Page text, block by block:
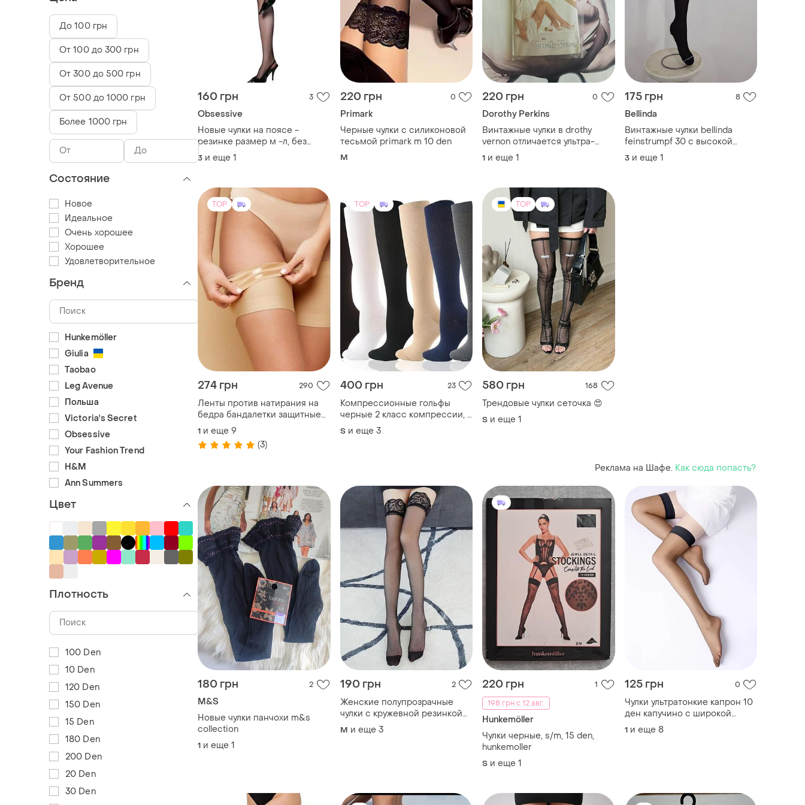
160 грн 3
Obsessive
Новые чулки на поясе -
резинке размер м -л, без
упаковки
3 и еще 1
220 грн 0
Primark
Черные чулки с силиконовой
тесьмой primark m 10 den
M
220 грн 0
Dorothy Perkins
Винтажные чулки в drothy
vernon отличается ультра-
прозрачной текстурой 10
ден.р. one size
1 и еще 1
175 грн 8
Bellinda
Винтажные чулки bellinda
feinstrumpf 30 с высокой
плотностью 30 ден
3 и еще 1
TOP
274 грн 290
Ленты против натирания на
бедра бандалетки защитные
ленты для внутренней части
бедра 1100
1 и еще 9
(3)
TOP
400 грн 23
Компрессионные гольфы
черные 2 класс компрессии, с
закрытым носком
S и еще 3
TOP
580 грн 168
Трендовые чулки сеточка 😍
S и еще 1
Реклама на Шафе. Как сюда попасть?
180 грн 2
M&S
Новые чулки панчохи m&s
collection
1 и еще 1
190 грн 2
Женские полупрозрачные
чулки с кружевной резинкой
черные m-xxl. эластичные
чулки из нейлона и спандекса
M и еще 3
220 грн
1
198 грн с 12 авг.
Hunkemöller
Чулки черные, s/m, 15 den,
hunkemoller
S и еще 1
125 грн 0
Чулки ультратонкие капрон 10
ден капучино с широкой
черной полоской one size
4511 высокие гольфы темно-
1 и еще 8
До 100 грн
От 100 до 300 грн
От 300 до 500 грн
От 500 до 1000 грн
Более 1000 грн
Состояние
Новое
Идеальное
Очень хорошее
Хорошее
Удовлетворительное
Бренд
Hunkemöller
Giulia
Taobao
Leg Avenue
Польша
Victoria's Secret
Obsessive
Your Fashion Trend
H&M
Ann Summers
Цвет
Плотность
100 Den
10 Den
120 Den
150 Den
15 Den
180 Den
200 Den
20 Den
30 Den